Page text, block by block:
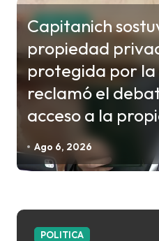
c
ó
n
d
n
a
POLITICA
Capitanich
propiedad
protegida por la
reclamó el
acceso a la
Ago 6, 2026
POLITICA